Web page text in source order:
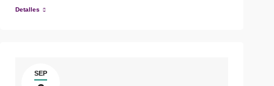
Detalles
SEP